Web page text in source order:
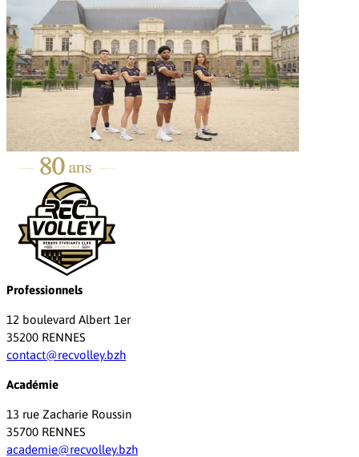
Professionnels
12 boulevard Albert 1er
35200 RENNES
contact@recvolley.bzh
Académie
13 rue Zacharie Roussin
35700 RENNES
academie@recvolley.bzh